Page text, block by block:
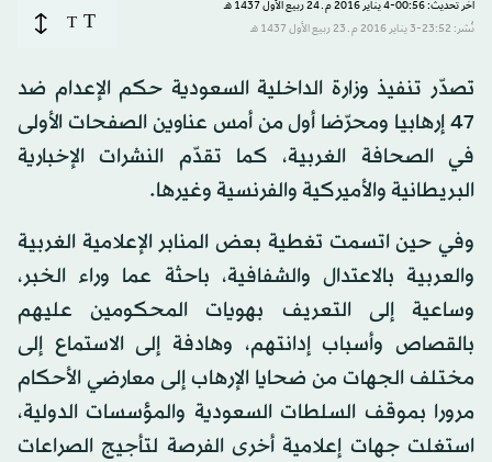
آخر تحديث: 00:56-4 يناير 2016 م ـ 24 ربيع الأول 1437 هـ
نُشر: 23:52-3 يناير 2016 م ـ 23 ربيع الأول 1437 هـ
T
T
تصدّر تنفيذ وزارة الداخلية السعودية حكم الإعدام ضد
47 إرهابيا ومحرّضا أول من أمس عناوين الصفحات الأولى
في الصحافة الغربية، كما تقدّم النشرات الإخبارية
البريطانية والأميركية والفرنسية وغيرها.
وفي حين اتسمت تغطية بعض المنابر الإعلامية الغربية
والعربية بالاعتدال والشفافية، باحثة عما وراء الخبر،
وساعية إلى التعريف بهويات المحكومين عليهم
بالقصاص وأسباب إدانتهم، وهادفة إلى الاستماع إلى
مختلف الجهات من ضحايا الإرهاب إلى معارضي الأحكام
مرورا بموقف السلطات السعودية والمؤسسات الدولية،
استغلت جهات إعلامية أخرى الفرصة لتأجيج الصراعات